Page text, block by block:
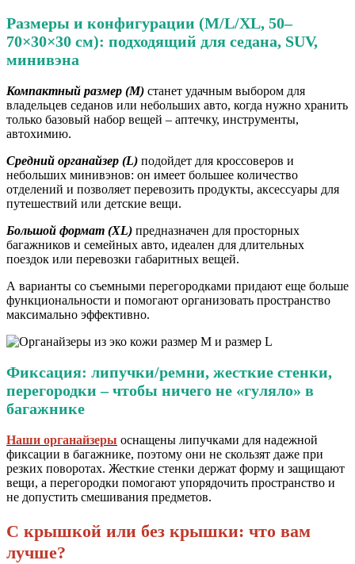
Размеры и конфигурации (М/L/XL, 50–
70×30×30 см): подходящий для седана, SUV,
минивэна
Компактный размер (М) станет удачным выбором для
владельцев седанов или небольших авто, когда нужно хранить
только базовый набор вещей – аптечку, инструменты,
автохимию.
Средний органайзер (L) подойдет для кроссоверов и
небольших минивэнов: он имеет большее количество
отделений и позволяет перевозить продукты, аксессуары для
путешествий или детские вещи.
Большой формат (XL) предназначен для просторных
багажников и семейных авто, идеален для длительных
поездок или перевозки габаритных вещей.
А варианты со съемными перегородками придают еще больше
функциональности и помогают организовать пространство
максимально эффективно.
Фиксация: липучки/ремни, жесткие стенки,
перегородки – чтобы ничего не «гуляло» в
багажнике
Наши органайзеры оснащены липучками для надежной
фиксации в багажнике, поэтому они не скользят даже при
резких поворотах. Жесткие стенки держат форму и защищают
вещи, а перегородки помогают упорядочить пространство и
не допустить смешивания предметов.
С крышкой или без крышки: что вам
лучше?